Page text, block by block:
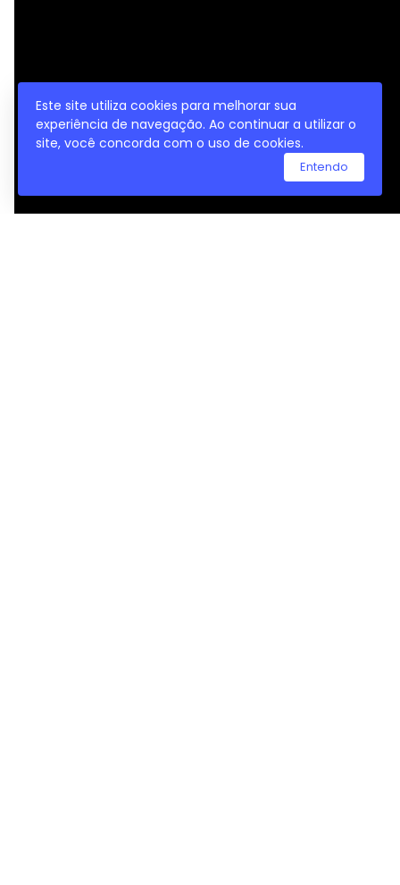
Este site utiliza cookies para melhorar sua
experiência de navegação. Ao continuar a utilizar o
site, você concorda com o uso de cookies.
Entendo